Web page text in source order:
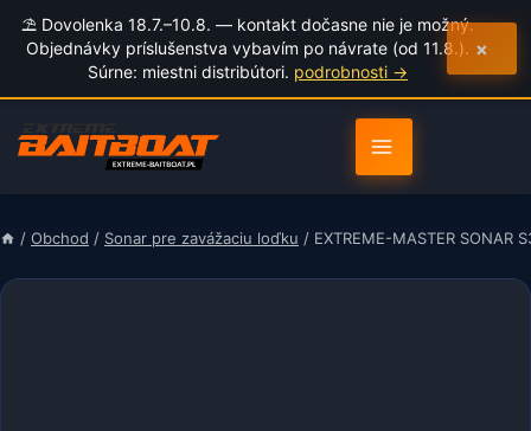
⛱️ Dovolenka 18.7.–10.8. — kontakt dočasne nie je možný.
Objednávky príslušenstva vybavím po návrate (od 11.8.).
Súrne: miestni distribútori. podrobnosti →
×
to
content
/ Obchod / Sonar pre zavážaciu loďku / EXTREME-MASTER